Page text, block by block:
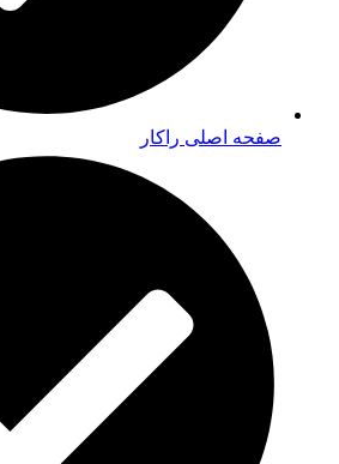
صفحه اصلی راکار